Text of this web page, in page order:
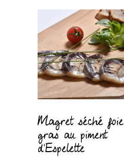
Magret séché foie
gras au piment
d’Espelette